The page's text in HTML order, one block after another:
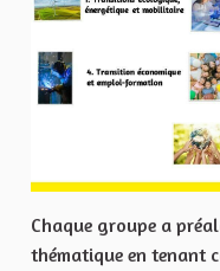
Chaque groupe a
thématique en tenant